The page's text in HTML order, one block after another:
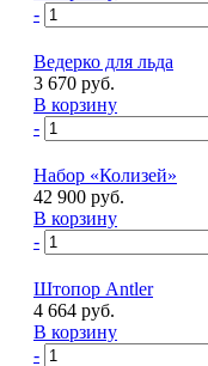
-
Ведерко для льда
3 670 руб.
В корзину
-
Набор «Колизей»
42 900 руб.
В корзину
-
Штопор Antler
4 664 руб.
В корзину
-